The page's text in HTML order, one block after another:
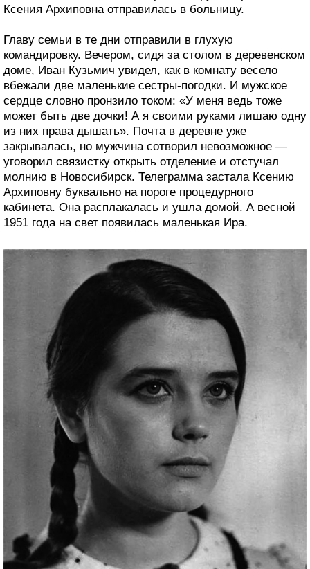
Ксения Архиповна отправилась в больницу.
Главу семьи в те дни отправили в глухую
командировку. Вечером, сидя за столом в деревенском
доме, Иван Кузьмич увидел, как в комнату весело
вбежали две маленькие сестры-погодки. И мужское
сердце словно пронзило током: «У меня ведь тоже
может быть две дочки! А я своими руками лишаю одну
из них права дышать». Почта в деревне уже
закрывалась, но мужчина сотворил невозможное —
уговорил связистку открыть отделение и отстучал
молнию в Новосибирск. Телеграмма застала Ксению
Архиповну буквально на пороге процедурного
кабинета. Она расплакалась и ушла домой. А весной
1951 года на свет появилась маленькая Ира.